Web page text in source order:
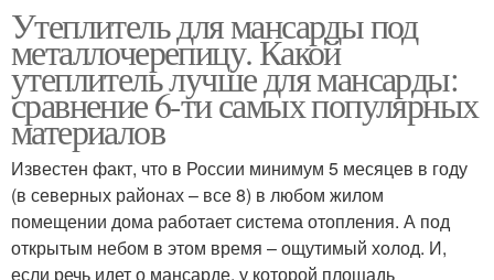
Утеплитель для мансарды под
металлочерепицу. Какой
утеплитель лучше для мансарды:
сравнение 6-ти самых популярных
материалов
Известен факт, что в России минимум 5 месяцев в году
(в северных районах – все 8) в любом жилом
помещении дома работает система отопления. А под
открытым небом в этом время – ощутимый холод. И,
если речь идет о мансарде, у которой площадь